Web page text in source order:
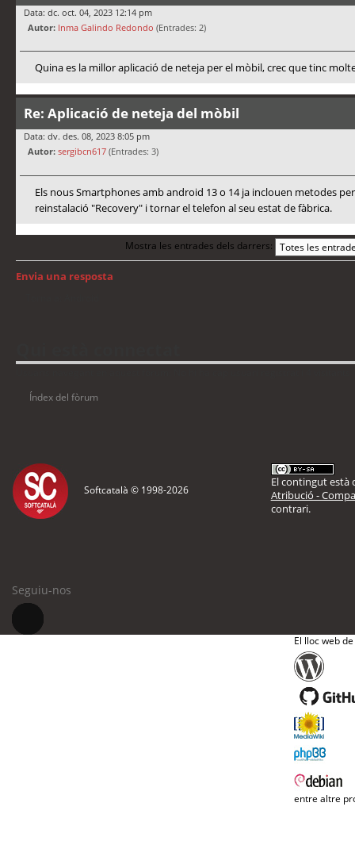
Data: dc. oct. 04, 2023 12:14 pm
Autor: Inma Galindo Redondo (Entrades: 2)
Quina es la millor aplicació de neteja per el mòbil, crec que tinc
Re: Aplicació de neteja del mòbil
Data: dv. des. 08, 2023 8:05 pm
Autor: sergibcn617 (Entrades: 3)
Els nous Smartphones amb android 13 o 14 ja inclouen metodes
reinstalació "Recovery" i tornar el telefon al seu estat de fàbrica.
Mostra les entrades dels darrers:
Envia una resposta
Índex del fòrum
Softcatalà © 1998-2026
El contingut està
Atribució -
contrari.
Seguiu-nos
El lloc web
entre altre